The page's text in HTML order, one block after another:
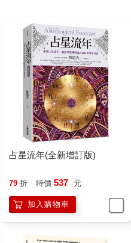
占星流年(全新增訂版)
79 折 特價 537 元
加入購物車